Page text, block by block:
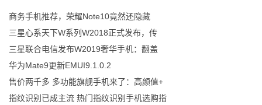
商务手机推荐，荣耀Note10竟然还隐藏
三星心系天下W系列W2018正式发布，传
三星联合电信发布W2019奢华手机：翻盖
华为Mate9更新EMUI9.1.0.2
售价两千多 多功能旗舰手机来了：高颜值+
指纹识别已成主流 热门指纹识别手机选购指